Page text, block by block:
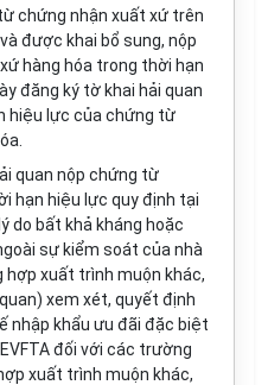
chứng nhận xuất xứ trên
được khai bổ sung, nộp
hàng hóa trong thời hạn
đăng ký tờ khai hải quan
hiệu lực của chứng từ
quan nộp chứng từ
hạn hiệu lực quy định tại
do bất khả kháng hoặc
sự kiểm soát của nhà
xuất trình muộn khác,
xem xét, quyết định
nhập khẩu ưu đãi đặc biệt
EVFTAđối với các trường
xuất trình muộn khác,